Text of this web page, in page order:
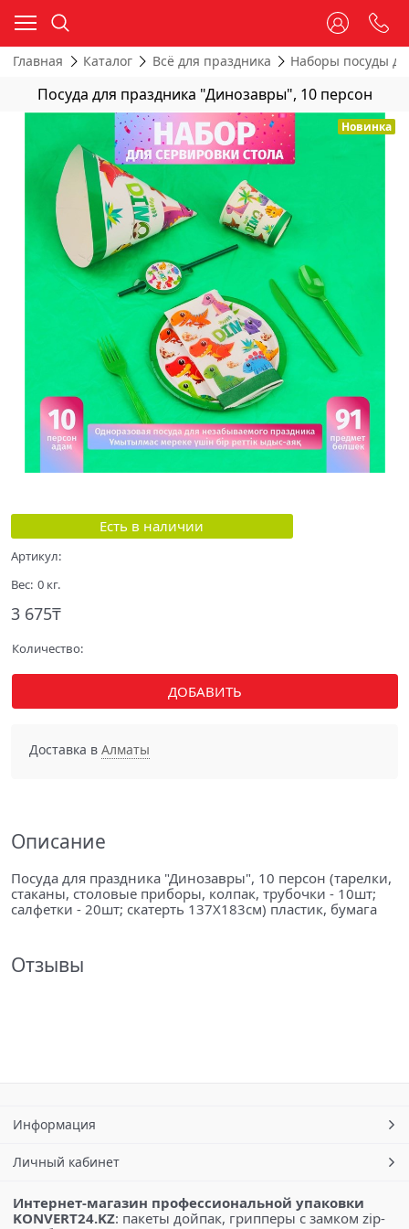
Главная Каталог Всё для праздника Наборы посуды
Посуда для праздника "Динозавры", 10 персон
Новинка
Есть в наличии
Артикул:
Вес: 0 кг.
3 675₸
Количество:
ДОБАВИТЬ
Доставка в Алматы
Описание
Посуда для праздника "Динозавры", 10 персон (тарелки,
стаканы, столовые приборы, колпак, трубочки - 10шт;
салфетки - 20шт; скатерть 137X183см) пластик, бумага
Отзывы
Информация
Личный кабинет
Интернет-магазин профессиональной упаковки
KONVERT24.KZ: пакеты дойпак, грипперы с замком zip-